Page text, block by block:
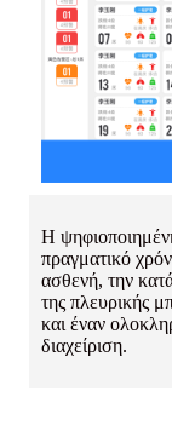
Η
πραγματικό
ασθενή, την
της πλευρικής
και έναν
διαχείριση.